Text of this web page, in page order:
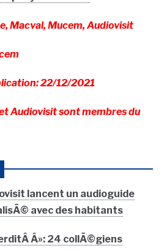
Macval, Mucem, Audiovisit
22/12/2021
Audiovisit sont membres du
lancent un audioguide
avec des habitants
Â»: 24 collÃ©giens